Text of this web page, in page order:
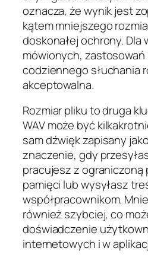
oznacza, że wynik jest
kątem mniejszego
doskonałej ochrony. Dla
mówionych,
codziennego słuchania
akceptowalna.
Rozmiar pliku to druga
WAV może być
sam dźwięk zapisany
znaczenie, gdy
pracujesz z ograniczoną
pamięci lub wysyłasz
współpracownikom.
również szybciej, co
doświadczenie
internetowych i w